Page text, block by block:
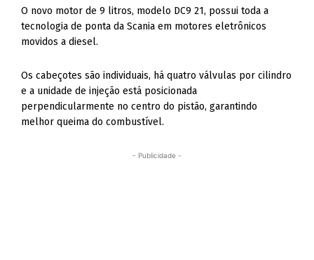
O novo motor de 9 litros, modelo DC9 21, possui toda a
tecnologia de ponta da Scania em motores eletrônicos
movidos a diesel.
Os cabeçotes são individuais, há quatro válvulas por cilindro
e a unidade de injeção está posicionada
perpendicularmente no centro do pistão, garantindo
melhor queima do combustível.
- Publicidade -